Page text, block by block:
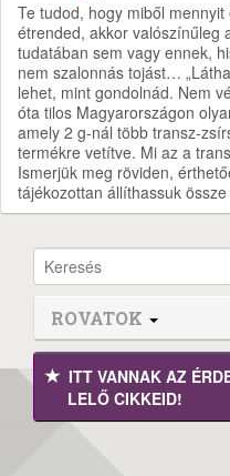
Te tudod, hogy miből
étrended, akkor valószínűleg
tudatában sem vagy ennek,
nem szalonnás tojást…
lehet, mint gondolnád. Nem
óta tilos Magyarországon
amely 2 g-nál több transz-
termékre vetítve. Mi az a
Ismerjük meg röviden,
tájékozottan állíthassuk
ROVATOK
ITT VANNAK AZ
LELŐ CIKKEID!